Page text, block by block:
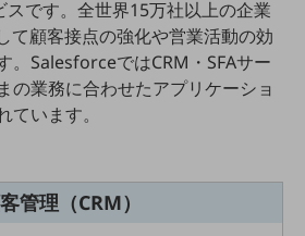
ン
スです。全世界15万社以上の企業
て顧客接点の強化や営業活動の効
。SalesforceではCRM・SFAサー
の業務に合わせたアプリケーショ
ています。
管理（CRM）